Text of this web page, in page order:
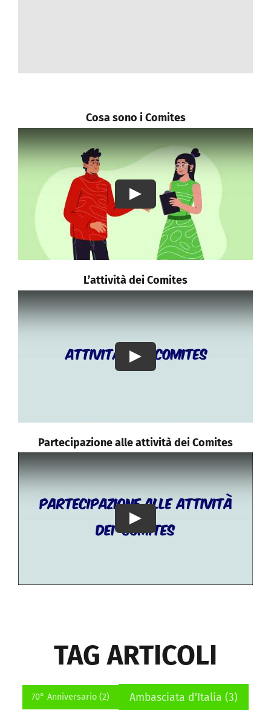
REGISTRATI
Cosa sono i Comites
Play
L’attività dei Comites
Play
Partecipazione alle attività dei Comites
Play
TAG ARTICOLI
70° Anniversario (2) Ambasciata d'Italia (3)